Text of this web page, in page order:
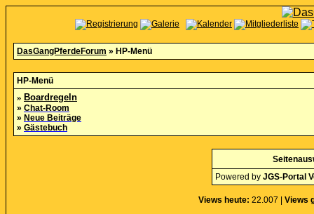
DasGangPferdeForum » HP-Menü
HP-Menü
» Boardregeln
» Chat-Room
» Neue Beiträge
» Gästebuch
Powered by JGS-Portal
Views heute: 22.007 | Views